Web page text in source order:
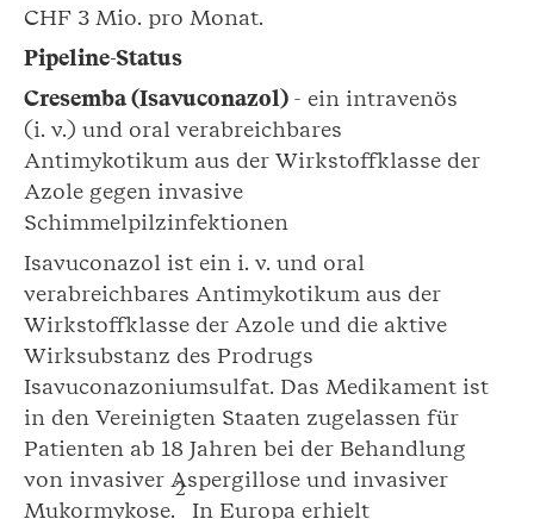
CHF 3 Mio. pro Monat.
Pipeline-Status
Cresemba (Isavuconazol) - ein intravenös
(i. v.) und oral verabreichbares
Antimykotikum aus der Wirkstoffklasse der
Azole gegen invasive
Schimmelpilzinfektionen
Isavuconazol ist ein i. v. und oral
verabreichbares Antimykotikum aus der
Wirkstoffklasse der Azole und die aktive
Wirksubstanz des Prodrugs
Isavuconazoniumsulfat. Das Medikament ist
in den Vereinigten Staaten zugelassen für
Patienten ab 18 Jahren bei der Behandlung
von invasiver Aspergillose und invasiver
Mukormykose.
2
In Europa erhielt